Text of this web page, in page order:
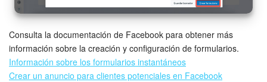
Telefonía
Widget del empleado
Configuraciones de la cuenta
Consulta la documentación de Facebook para obtener más
información sobre la creación y configuración de formularios.
Información sobre los formularios instantáneos
Crear un anuncio para clientes potenciales en Facebook